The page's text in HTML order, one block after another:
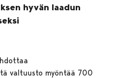
hyvän laadun
valtuusto myöntää 700